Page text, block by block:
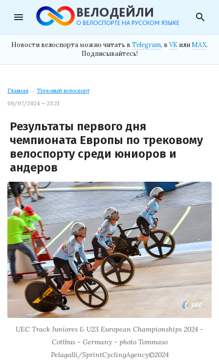
menu search
Новости велоспорта можно читать в Telegram, в VK илиMAX.
Подписывайтесь!
Главная → Трековый велоспорт
09/07/2024 — 23:21
Результаты первого дня
чемпионата Европы по трековому
велоспорту среди юниоров и
андеров
UEC Track Juniores & U23 European Championships 2024 -
Cottbus - Germany - photo Tommaso
Pelagalli/SprintCyclingAgency©2024